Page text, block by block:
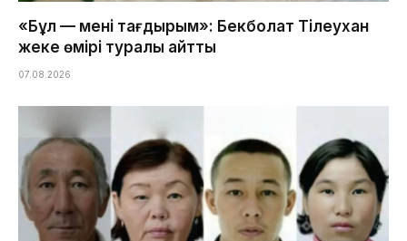
«Бұл — менің тағдырым»: Бекболат Тілеухан
жеке өмірі туралы айтты
07.08.2026